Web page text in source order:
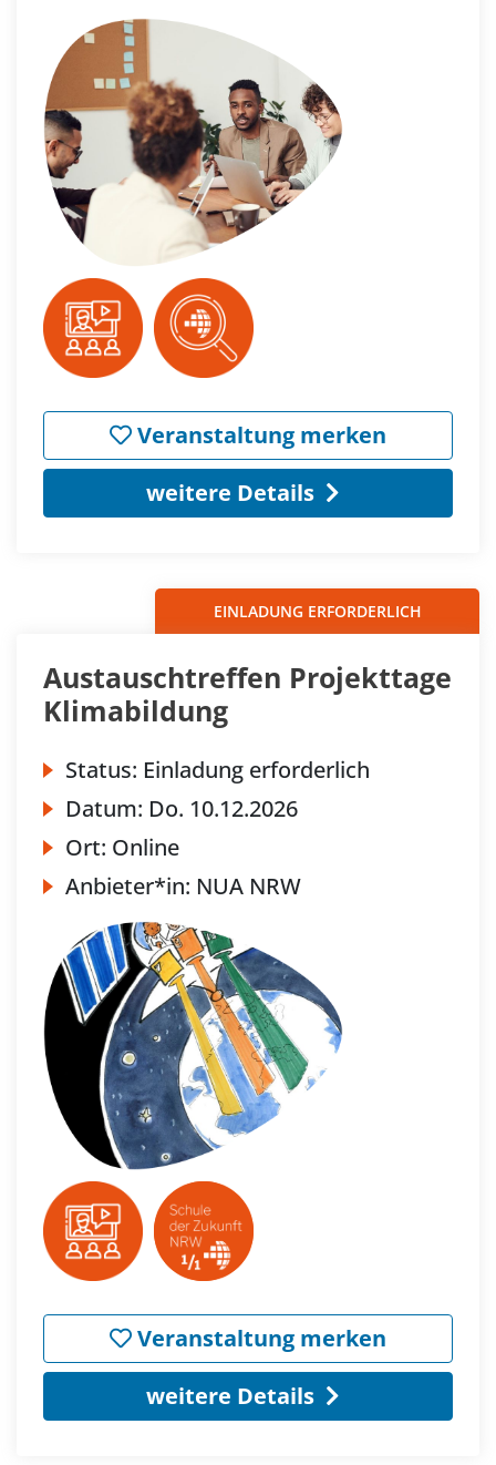
Veranstaltung merken
weitere Details
EINLADUNG ERFORDERLICH
Austauschtreffen Projekttage
Klimabildung
Status: Einladung erforderlich
Datum: Do. 10.12.2026
Ort: Online
Anbieter*in: NUA NRW
Veranstaltung merken
weitere Details